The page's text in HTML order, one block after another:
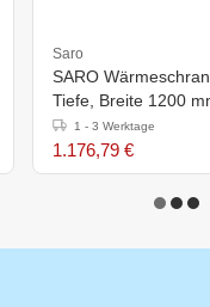
Saro
SARO
Tiefe, Breite 1200
1 - 3 Werktage
1.176,79 €